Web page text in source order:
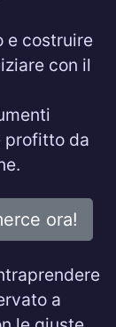
e costruire
con il
profitto da
ora!
a